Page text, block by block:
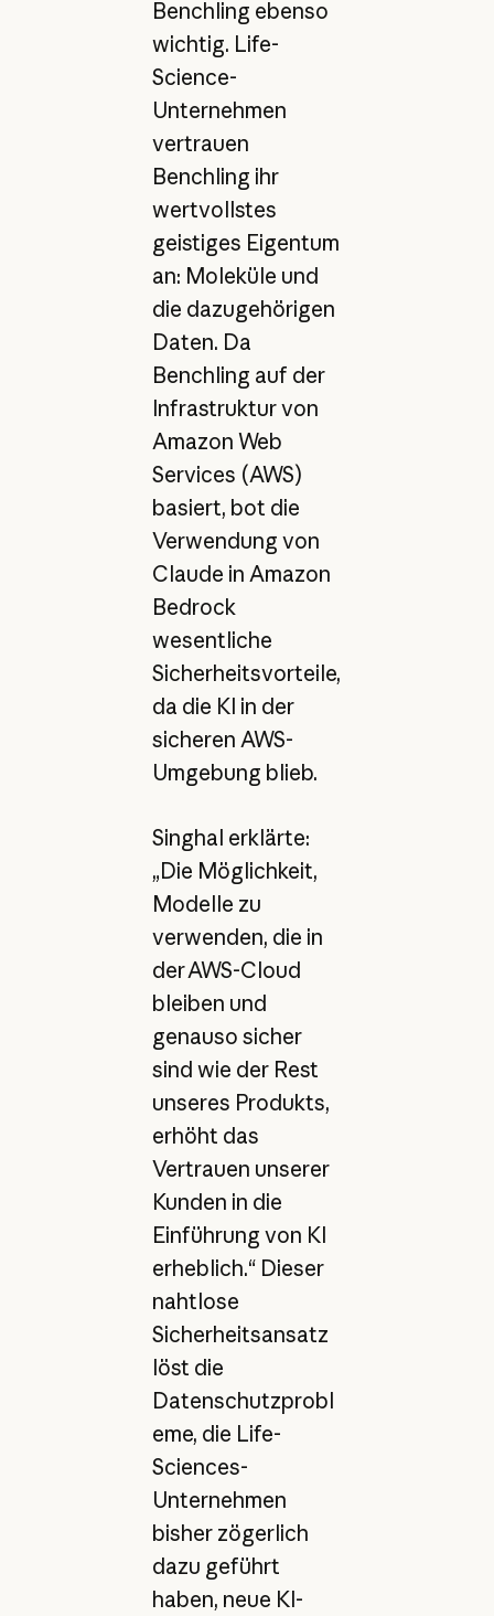
Benchling ebenso
wichtig. Life-
Science-
Unternehmen
vertrauen
Benchling ihr
wertvollstes
geistiges Eigentum
an: Moleküle und
die dazugehörigen
Daten. Da
Benchling auf der
Infrastruktur von
Amazon Web
Services (AWS)
basiert, bot die
Verwendung von
Claude in Amazon
Bedrock
wesentliche
Sicherheitsvorteile,
da die KI in der
sicheren AWS-
Umgebung blieb.
Singhal erklärte:
„Die Möglichkeit,
Modelle zu
verwenden, die in
der AWS-Cloud
bleiben und
genauso sicher
sind wie der Rest
unseres Produkts,
erhöht das
Vertrauen unserer
Kunden in die
Einführung von KI
erheblich.“ Dieser
nahtlose
Sicherheitsansatz
löst die
Datenschutzprobl
eme, die Life-
Sciences-
Unternehmen
bisher zögerlich
dazu geführt
haben, neue KI-